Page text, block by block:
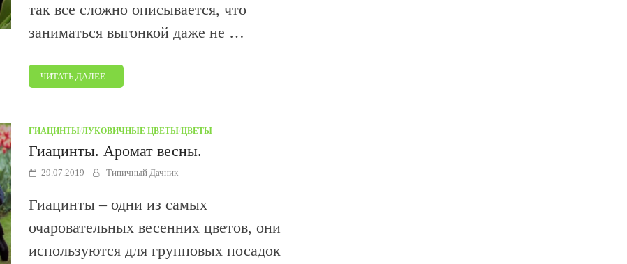
так все сложно описывается, что
заниматься выгонкой даже не …
ЧИТАТЬ ДАЛЕЕ...
ГИАЦИНТЫ ЛУКОВИЧНЫЕ ЦВЕТЫ ЦВЕТЫ
Гиацинты. Аромат весны.
29.07.2019 Типичный Дачник
Гиацинты – одни из самых
очаровательных весенних цветов, они
используются для групповых посадок